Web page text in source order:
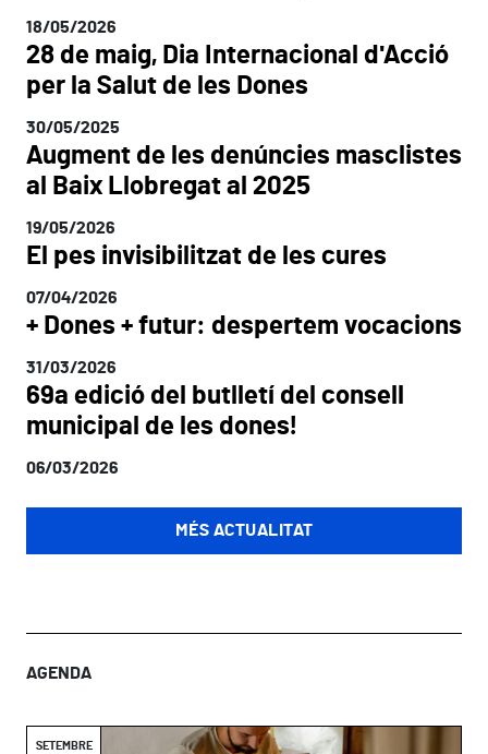
18/05/2026
28 de maig, Dia Internacional d'Acció
per la Salut de les Dones
30/05/2025
Augment de les denúncies masclistes
al Baix Llobregat al 2025
19/05/2026
El pes invisibilitzat de les cures
07/04/2026
+ Dones + futur: despertem vocacions
31/03/2026
69a edició del butlletí del consell
municipal de les dones!
06/03/2026
MÉS ACTUALITAT
AGENDA
SETEMBRE